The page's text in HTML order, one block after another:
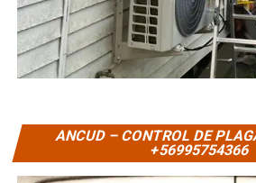
ANCUD – CONTROL DE
+56995754366